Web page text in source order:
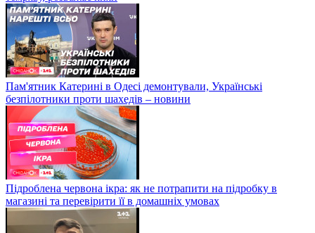
Пам'ятник Катерині в Одесі демонтували, Українські
безпілотники проти шахедів – новини
Підроблена червона ікра: як не потрапити на підробку в
магазині та перевірити її в домашніх умовах